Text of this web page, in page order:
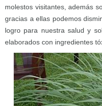
molestos visitantes, además
gracias a ellas podemos
logro para nuestra salud y
elaborados con ingredientes